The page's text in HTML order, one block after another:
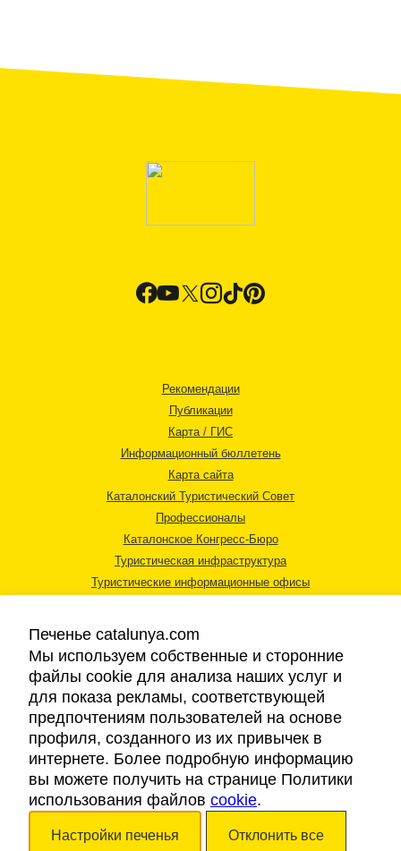
Рекомендации
Публикации
Карта / ГИС
Информационный бюллетень
Карта сайта
Каталонский Туристический Совет
Профессионалы
Каталонское Конгресс-Бюро
Туристическая инфраструктура
Туристические информационные офисы
Правовая информация
Cookies
Доступность
Авторские права © 2026. Каталонский Туристический Совет. Все права
Печенье catalunya.com
Мы используем собственные и сторонние
файлы cookie для анализа наших услуг и
для показа рекламы, соответствующей
предпочтениям пользователей на основе
профиля, созданного из их привычек в
интернете. Более подробную информацию
вы можете получить на странице Политики
использования файлов cookie.
Настройки печенья Отклонить все